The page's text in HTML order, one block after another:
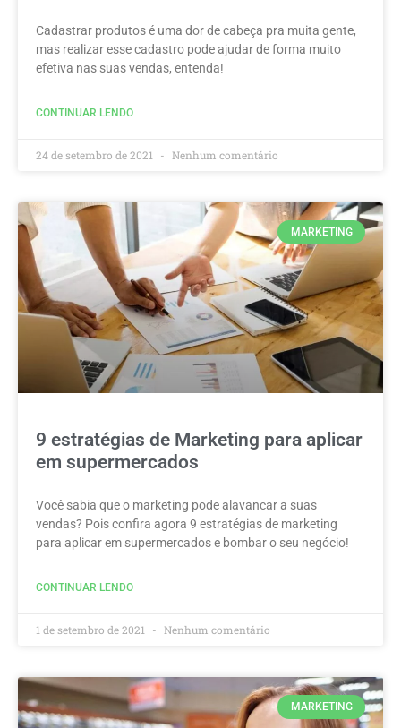
Cadastrar produtos é uma dor de cabeça pra muita gente,
mas realizar esse cadastro pode ajudar de forma muito
efetiva nas suas vendas, entenda!
CONTINUAR LENDO
24 de setembro de 2021 Nenhum comentário
MARKETING
9 estratégias de Marketing para aplicar
em supermercados
Você sabia que o marketing pode alavancar a suas
vendas? Pois confira agora 9 estratégias de marketing
para aplicar em supermercados e bombar o seu negócio!
CONTINUAR LENDO
1 de setembro de 2021 Nenhum comentário
MARKETING